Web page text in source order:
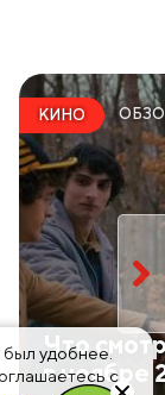
КИНО
​Что
в ноябре
удобнее.
с